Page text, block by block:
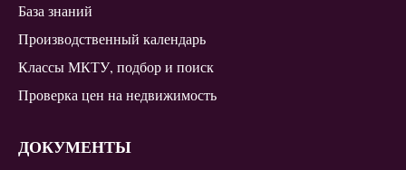
База знаний
Производственный календарь
Классы МКТУ, подбор и поиск
Проверка цен на недвижимость
ДОКУМЕНТЫ